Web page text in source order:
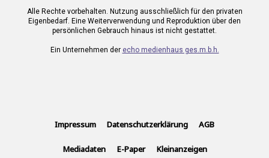
Alle Rechte vorbehalten. Nutzung ausschließlich für den privaten
Eigenbedarf. Eine Weiterverwendung und Reproduktion über den
persönlichen Gebrauch hinaus ist nicht gestattet.
Ein Unternehmen der echo medienhaus ges.m.b.h.
Impressum Datenschutzerklärung AGB
Mediadaten E-Paper Kleinanzeigen